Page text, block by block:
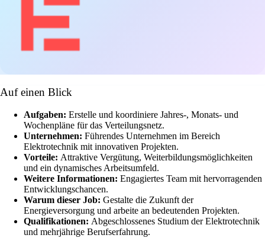
Auf einen Blick
Aufgaben: Erstelle und koordiniere Jahres-, Monats- und
Wochenpläne für das Verteilungsnetz.
Unternehmen: Führendes Unternehmen im Bereich
Elektrotechnik mit innovativen Projekten.
Vorteile: Attraktive Vergütung, Weiterbildungsmöglichkeiten
und ein dynamisches Arbeitsumfeld.
Weitere Informationen: Engagiertes Team mit hervorragenden
Entwicklungschancen.
Warum dieser Job: Gestalte die Zukunft der
Energieversorgung und arbeite an bedeutenden Projekten.
Qualifikationen: Abgeschlossenes Studium der Elektrotechnik
und mehrjährige Berufserfahrung.